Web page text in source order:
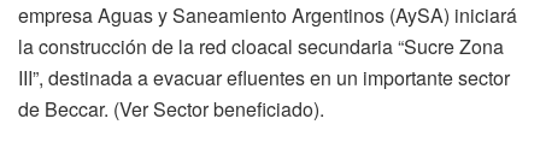
empresa Aguas y Saneamiento Argentinos (AySA) iniciará
la construcción de la red cloacal secundaria “Sucre Zona
III”, destinada a evacuar efluentes en un importante sector
de Beccar. (Ver Sector beneficiado).